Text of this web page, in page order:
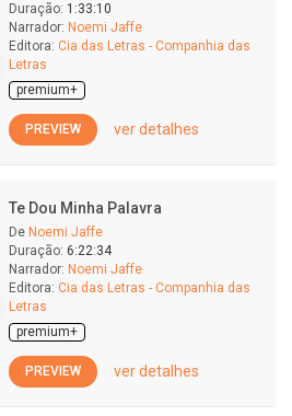
Duração: 1:33:10
Narrador: Noemi Jaffe
Editora: Cia das Letras - Companhia das
Letras
premium+
PREVIEW ver detalhes
Te Dou Minha Palavra
De Noemi Jaffe
Duração: 6:22:34
Narrador: Noemi Jaffe
Editora: Cia das Letras - Companhia das
Letras
premium+
PREVIEW ver detalhes